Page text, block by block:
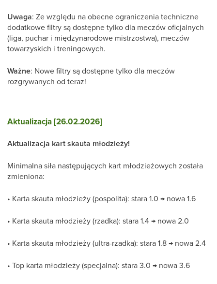
Uwaga: Ze względu na obecne ograniczenia techniczne
dodatkowe filtry są dostępne tylko dla meczów oficjalnych
(liga, puchar i międzynarodowe mistrzostwa), meczów
towarzyskich i treningowych.
Ważne: Nowe filtry są dostępne tylko dla meczów
rozgrywanych od teraz!
Aktualizacja [26.02.2026]
Aktualizacja kart skauta młodzieży!
Minimalna siła następujących kart młodzieżowych została
zmieniona:
• Karta skauta młodzieży (pospolita): stara 1.0 → nowa 1.6
• Karta skauta młodzieży (rzadka): stara 1.4 → nowa 2.0
• Karta skauta młodzieży (ultra-rzadka): stara 1.8 → nowa 2.4
• Top karta młodzieży (specjalna): stara 3.0 → nowa 3.6